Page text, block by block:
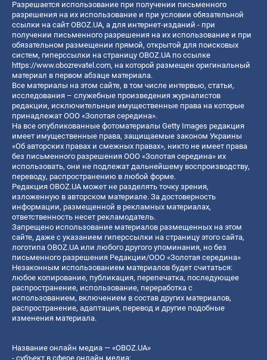
Разрешается использование при получении письменного
разрешения на их использование и при условии обязательной
ссылки на сайт OBOZ.UA, а для интернет-изданий - при
получении письменного разрешения на их использование и при
обязательном размещении прямой, открытой для поисковых
систем, гиперссылки на страницу OBOZ.UA по ссылке
https://www.obozrevatel.com, на которой размещен оригинальный
материал в первом абзаце материала.
Все материалы на этом сайте, в том числе интервью, статьи,
исследования – служебные произведения журналистов
редакции, исключительные имущественные права на которые
принадлежат ООО «Золотая середина».
На все опубликованные фотоматериалы Getty Images редакция
имеет имущественные права, защищаемые законом Украины
«Об авторских правах и смежных правах», никто не имеет права
без письменного разрешения ООО «Золотая середина» их
использовать, они не подлежат дальнейшему воспроизводству,
переводу, распространению в любой форме.
Редакция OBOZ.UA может не разделять точку зрения,
изложенную в авторском материале. За достоверность
информации, размещенной в рекламных материалах,
ответственность несет рекламодатель.
Запрещено использование материалов размещенных на этом
сайте, даже с указанием гиперссылки на страницу этого сайта,
логотипа OBOZ.UA или любого другого упоминания, но без
письменного разрешения Редакции/ООО «Золотая середина»
Незаконным использованием материалов будет считаться:
любое копирование, публикация, перепечатка, последующее
распространение, использование, переработка с
использованием, включением в состав других материалов,
распространение, адаптация, перевод и другие подобные
изменения материала.
Название онлайн медиа — «OBOZ.UA»
- субъект в сфере онлайн медиа;